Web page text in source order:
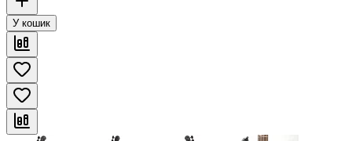
У кошик